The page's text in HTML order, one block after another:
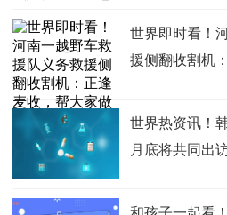
世界即时看！
援侧翻收割机
世界热资讯！
月底将共同出